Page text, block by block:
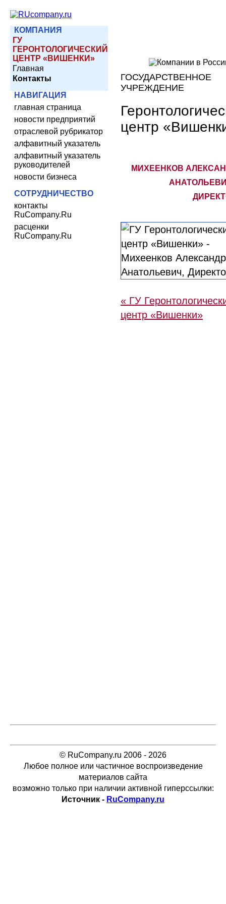
КОМПАНИЯ
ГУ
ГЕРОНТОЛОГИЧЕСКИЙ
ЦЕНТР «ВИШЕНКИ»
Главная
Контакты
НАВИГАЦИЯ
главная страница
новости предприятий
отраслевой рубрикатор
алфавитный указатель
алфавитный указатель
руководителей
новости бизнеса
СОТРУДНИЧЕСТВО
контакты
RuCompany.Ru
расценки
RuCompany.Ru
ГОСУДАРСТВЕННОЕ
УЧРЕЖДЕНИЕ
центр
МИХЕЕНКОВ
« ГУ
центр «Вишенки»
© RuCompany.ru 2006 - 2026
Любое полное или частичное воспроизведение
материалов сайта
возможно только при наличии активной гиперссылки:
Источник - RuCompany.ru